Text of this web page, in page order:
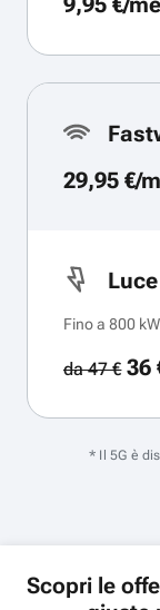
29,95 €/
Fino a 800
da 47 €36
* Il 5G è
Scopri le